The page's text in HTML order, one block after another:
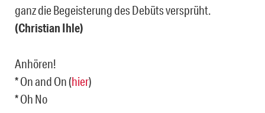
ganz die Begeisterung des Debüts versprüht.
(Christian Ihle)
Anhören!
* On and On (hier)
* Oh No